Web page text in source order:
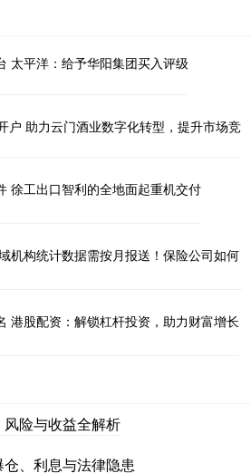
太平洋：给予华阳集团买入评级
户 助力云门酒业数字化转型，提升市场竞
徐工出口智利的全地面起重机交付
机构统计数据需按月报送！保险公司如何
港股配资：解锁杠杆投资，助力财富增长
险与收益全解析
、利息与法律隐患